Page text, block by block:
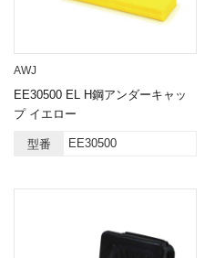
AWJ
EE30500 EL H鋼アンダーキャッ
プ イエロー
型番 EE30500